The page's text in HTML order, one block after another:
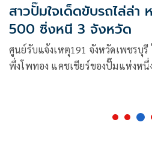
สาวปั๊มใจเด็ดขับรถไล่ล่า
500 ซิ่งหนี 3 จังหวัด
ศูนย์รับแจ้งเหตุ191 จังหวัดเพชรบุ
พึ่งโพทอง แคชเชียร์ของปั๊มแห่งห